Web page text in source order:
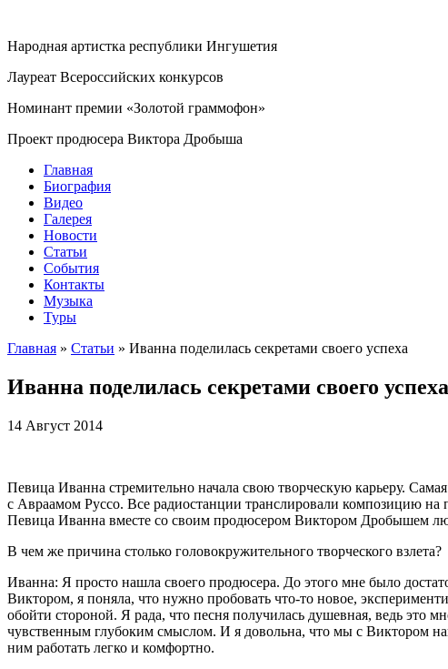
Народная артистка республики Ингушетия
Лауреат Всероссийских конкурсов
Номинант премии «Золотой граммофон»
Проект продюсера Виктора Дробыша
Главная
Биография
Видео
Галерея
Новости
Статьи
События
Контакты
Музыка
Туры
Главная » Статьи » Иванна поделилась секретами своего успеха
Иванна поделилась секретами своего успеха
14 Август 2014
Певица Иванна стремительно начала свою творческую карьеру.
с Авраамом Руссо. Все радиостанции транслировали композицию
Певица Иванна вместе со своим продюсером Виктором Дробышем
В чем же причина столько головокружительного творческого взлета?
Иванна: Я просто нашла своего продюсера. До этого мне было
Виктором, я поняла, что нужно пробовать что-то новое,
обойти стороной. Я рада, что песня получилась душевная, ведь это
чувственным глубоким смыслом. И я довольна, что мы с Виктором
ним работать легко и комфортно.